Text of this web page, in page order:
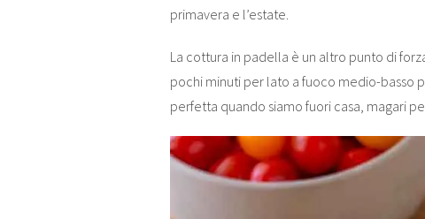
primavera e l’estate.
La cottura in padella è un altro punto di
pochi minuti per lato a fuoco medio-basso
perfetta quando siamo fuori casa, magari